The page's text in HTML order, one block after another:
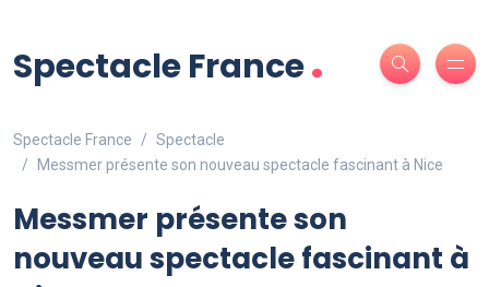
Spectacle France.
Spectacle France
Spectacle
Messmer présente son nouveau spectacle fascinant à Nice
Messmer présente son
nouveau spectacle fascinant à